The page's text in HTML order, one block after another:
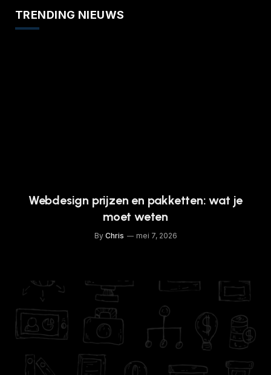
TRENDING NIEUWS
Webdesign prijzen en pakketten: wat je
moet weten
By Chris mei 7, 2026